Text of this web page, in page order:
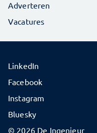
Adverteren
Vacatures
© 2026 De Ingenieur
LinkedIn
Facebook
Instagram
Bluesky